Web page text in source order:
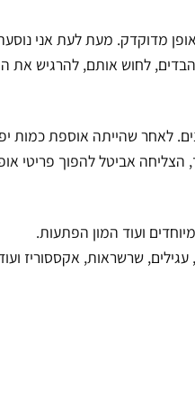
מדוקדק. מעת לעת אני
לחוש אותם, להרגיש את
לאחר שהייתה אוספת כמות
אביטל להפוך פריטי
ועוד המון הפתעות.
שרשראות, אקססוריז ועוד.